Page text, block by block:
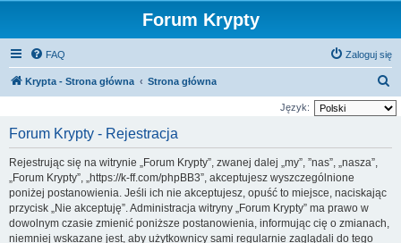
Forum Krypty
FAQ Zaloguj się
Krypta - Strona główna Strona główna
z
Język:
Forum Krypty - Rejestracja
Rejestrując się na witrynie „Forum Krypty”, zwanej dalej „my”, ”nas”, „nasza”,
„Forum Krypty”, „https://k-ff.com/phpBB3”, akceptujesz wyszczególnione
poniżej postanowienia. Jeśli ich nie akceptujesz, opuść to miejsce, naciskając
przycisk „Nie akceptuję”. Administracja witryny „Forum Krypty” ma prawo w
dowolnym czasie zmienić poniższe postanowienia, informując cię o zmianach,
niemniej wskazane jest, aby użytkownicy sami regularnie zaglądali do tego